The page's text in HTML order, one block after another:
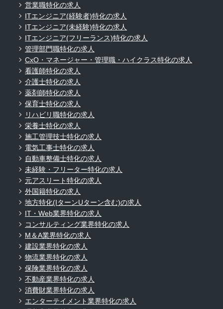
営業職特化の求人
ITエンジニア(経験者)特化の求人
ITエンジニア(未経験)特化の求人
ITエンジニア(フリーランス)特化の求人
管理部門職特化の求人
CxO・マネージャー・管理職・ハイクラス特化の求人
看護師特化の求人
介護士特化の求人
薬剤師特化の求人
保育士特化の求人
リハビリ職特化の求人
栄養士特化の求人
施工管理技士特化の求人
電気工事士特化の求人
自動車整備士特化の求人
未経験・フリーター特化の求人
元アスリート特化の求人
外国籍特化の求人
地方特化(IターンUターン含む)の求人
IT・Web業界特化の求人
コンサルティング業界特化の求人
M＆A業界特化の求人
建設業界特化の求人
物流業界特化の求人
保険業界特化の求人
不動産業界特化の求人
消費財業界特化の求人
エンターテイメント業界特化の求人